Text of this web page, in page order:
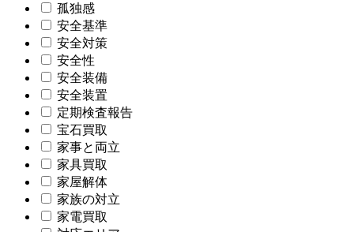
孤独感
安全基準
安全対策
安全性
安全装備
安全装置
定期検査報告
宝石買取
家事と両立
家具買取
家屋解体
家族の対立
家電買取